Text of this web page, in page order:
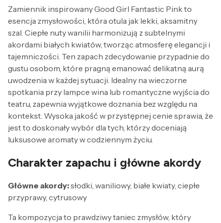
Zamiennik inspirowany Good Girl Fantastic Pink to
esencja zmysłowości, która otula jak lekki, aksamitny
szal. Ciepłe nuty wanilii harmonizują z subtelnymi
akordami białych kwiatów, tworząc atmosferę elegancji i
tajemniczości. Ten zapach zdecydowanie przypadnie do
gustu osobom, które pragną emanować delikatną aurą
uwodzenia w każdej sytuacji. Idealny na wieczorne
spotkania przy lampce wina lub romantyczne wyjścia do
teatru, zapewnia wyjątkowe doznania bez względu na
kontekst. Wysoka jakość w przystępnej cenie sprawia, że
jest to doskonały wybór dla tych, którzy doceniają
luksusowe aromaty w codziennym życiu.
Charakter zapachu i główne akordy
Główne akordy:słodki, waniliowy, białe kwiaty, ciepłe
przyprawy, cytrusowy
Ta kompozycja to prawdziwy taniec zmysłów, który